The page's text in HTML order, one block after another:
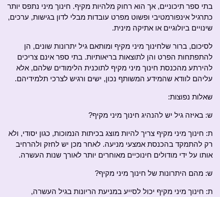
בתי ספר תיכוניים, אך הוא רחוק מלהיות מקיף. חינוך מיני נתפס יותר
כתרגיל אינפורמטיבי ופשוט מפרט עובדות מבלי לדון בגישות, ערכים,
שינויים ביולוגיים או אתיקה מינית.
לסיכום, ברור שלחינוך מיני מקיף ומותאם גיל יתרונות שונים, הן
להתפתחות הפרט והן לתוצאות בריאותיות. בתי ספר אינם צריכים
להירתע מהכנסת חינוך מיני מקיף לתוכנית הלימודים שלהם, אלא
עליהם לוודא שהמידע המשותף נכון, ישים ורגיש לצרכי תלמידיהם.
שאלות נפוצות:
ש: באיזה גיל יש להנהיג חינוך מיני מקיף?
ת: חינוך מיני מקיף צריך להיות מוצג בכיתות הנמוכות, כגון יסודי, ולא
רק להתמקד בהכנסת אמצעי מניעה. לאחר מכן יש לחזק ולהרחיב
אותו על ידי מודולים חינוכיים מאוחרים יותר לאורך שנות העשרה.
ש: מהם היתרונות של חינוך מיני מקיף?
ת: חינוך מיני מקיף יכול לסייע במניעת הריונות בגיל העשרה,